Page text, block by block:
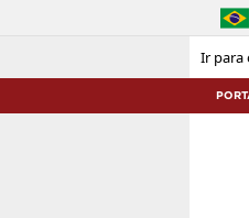
Ir para